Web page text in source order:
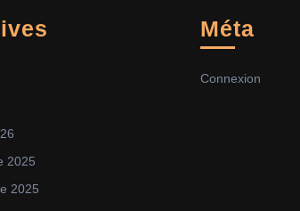
2025
2025
Méta
Connexion